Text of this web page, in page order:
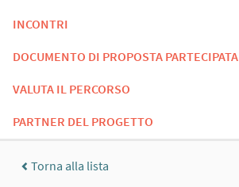
INCONTRI
DOCUMENTO DI PROPOSTA PARTECIPATA
VALUTA IL PERCORSO
PARTNER DEL PROGETTO
Torna alla lista